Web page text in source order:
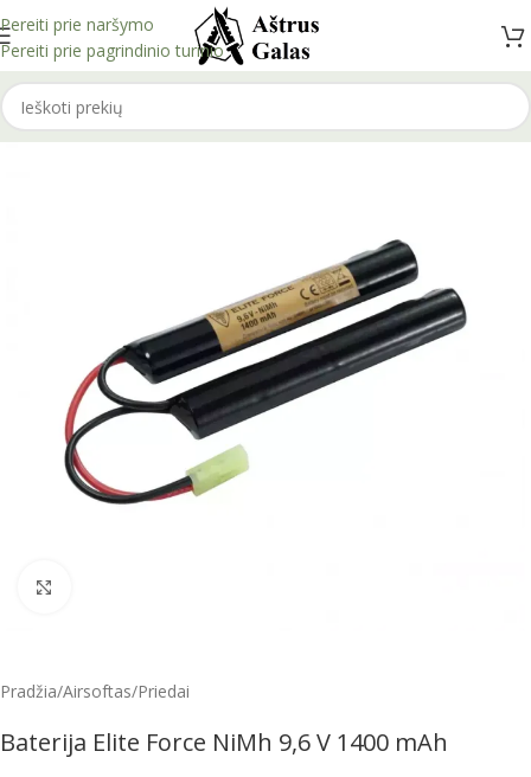
Pereiti prie naršymo
Pereiti prie pagrindinio turinio
Pradžia/Airsoftas/Priedai
Baterija Elite Force NiMh 9,6 V 1400 mAh